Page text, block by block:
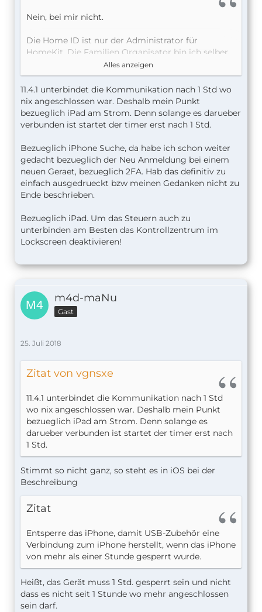
Nein, bei mir nicht.
Die Home ID ist nur der Administrator für
HomeKit. Die Familien Organisator bin ich selber,
liegt aber daran, dass es meine eigene Kreditkarte
ist die da hinterlegt ist.
Und ich habe auch nur die 50GB iCloud und da
kann man keinen Speicherverteilen.
Das kann man über jedes andere iPhone auch
machen, welches die App iPhone Suche hat.
auf das Laden beschränken kann und ab iOS 12 ist
das noch mal verschärft worden.
Was auch nicht verkehrt ist, ein iPad mit Touch ID
schnell alles machen. Da der Finger ja hinterlegt
ist.
Alles anzeigen
11.4.1 unterbindet die Kommunikation nach 1 Std wo
nix angeschlossen war. Deshalb mein Punkt
bezueglich iPad am Strom. Denn solange es darueber
verbunden ist startet der timer erst nach 1 Std.
Bezueglich iPhone Suche, da habe ich schon weiter
gedacht bezueglich der Neu Anmeldung bei einem
neuen Geraet, bezueglich 2FA. Hab das definitiv zu
einfach ausgedrueckt bzw meinen Gedanken nicht zu
Ende beschrieben.
Bezueglich iPad. Um das Steuern auch zu
unterbinden am Besten das Kontrollzentrum im
Lockscreen deaktivieren!
m4d-maNu
Gast
25. Juli 2018
Zitat von vgnsxe
11.4.1 unterbindet die Kommunikation nach 1 Std
wo nix angeschlossen war. Deshalb mein Punkt
bezueglich iPad am Strom. Denn solange es
darueber verbunden ist startet der timer erst nach
1 Std.
Stimmt so nicht ganz, so steht es in iOS bei der
Beschreibung
Zitat
Entsperre das iPhone, damit USB-Zubehör eine
Verbindung zum iPhone herstellt, wenn das iPhone
von mehr als einer Stunde gesperrt wurde.
Heißt, das Gerät muss 1 Std. gesperrt sein und nicht
dass es nicht seit 1 Stunde wo mehr angeschlossen
sein darf.